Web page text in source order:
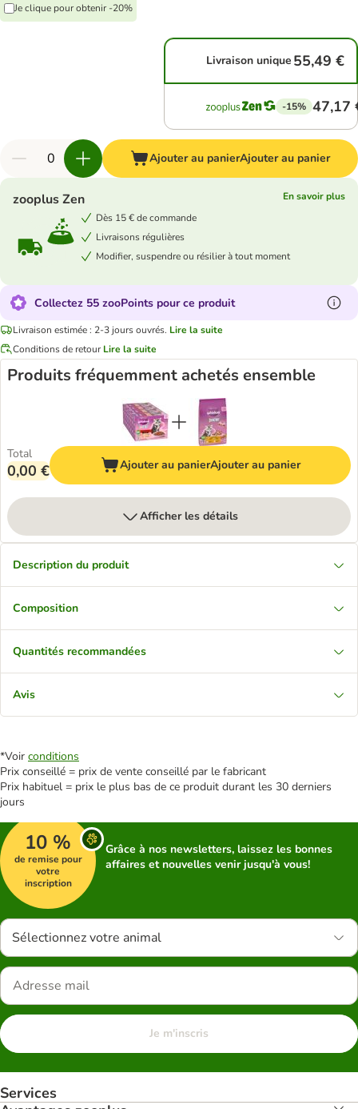
Je clique pour obtenir -20%
Livraison unique 55,49 €
-15% 47,17
Ajouter au panierAjouter au panier
zooplus Zen
En savoir plus
Dès 15 € de commande
Livraisons régulières
Modifier, suspendre ou résilier à tout moment
Collectez 55 zooPoints pour ce produit
Livraison estimée : 2-3 jours ouvrés. Lire la suite
Conditions de retour Lire la suite
Produits fréquemment achetés ensemble
Total
0,00 € Ajouter au panierAjouter au panier
Afficher les détails
Description du produit
Composition
Quantités recommandées
Avis
*Voir conditions
Prix conseillé = prix de vente conseillé par le fabricant
Prix habituel = prix le plus bas de ce produit durant les 30 derniers
jours
10 %
de remise pour
votre
inscription
Grâce à nos newsletters, laissez les bonnes
affaires et nouvelles venir jusqu'à vous!
Sélectionnez votre animal
Je m'inscris
Services